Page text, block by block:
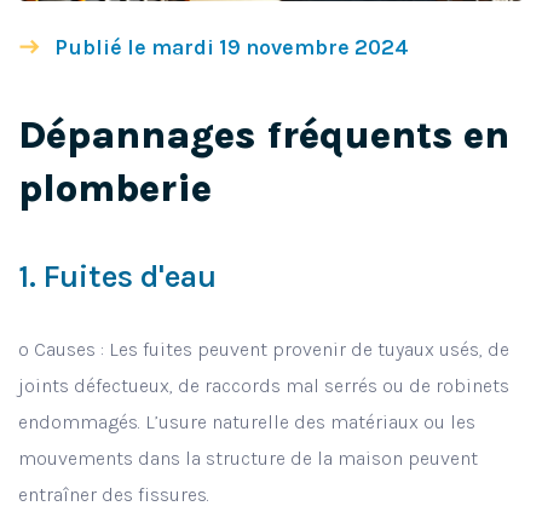
Publié le mardi 19 novembre 2024
Dépannages fréquents en
plomberie
1. Fuites d'eau
o Causes : Les fuites peuvent provenir de tuyaux usés, de
joints défectueux, de raccords mal serrés ou de robinets
endommagés. L’usure naturelle des matériaux ou les
mouvements dans la structure de la maison peuvent
entraîner des fissures.